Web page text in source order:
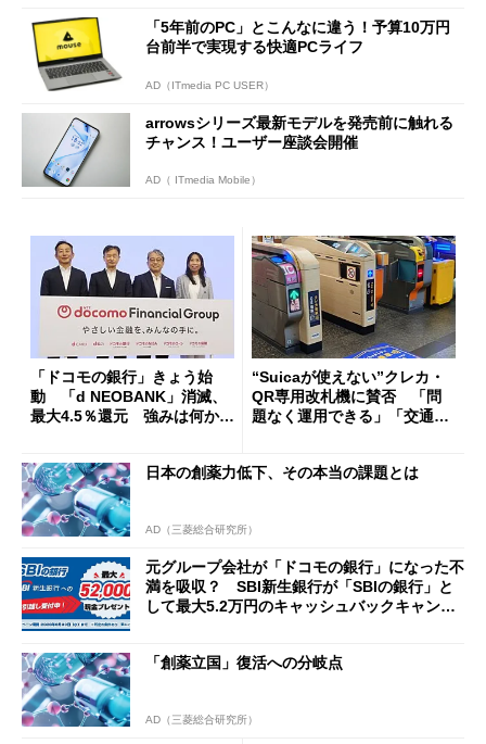
「5年前のPC」とこんなに違う！予算10万円
台前半で実現する快適PCライフ
AD（ITmedia PC USER）
arrowsシリーズ最新モデルを発売前に触れる
チャンス！ユーザー座談会開催
AD（ ITmedia Mobile）
「ドコモの銀行」きょう始
動 「d NEOBANK」消滅、
最大4.5％還元 強みは何か解
“Suicaが使えない”クレカ・
QR専用改札機に賛否 「問
題なく運用できる」「交通系I
日本の創薬力低下、その本当の課題とは
AD（三菱総合研究所）
元グループ会社が「ドコモの銀行」になった不
満を吸収？ SBI新生銀行が「SBIの銀行」と
して最大5.2万円のキャッシュバックキャンペ
「創薬立国」復活への分岐点
AD（三菱総合研究所）